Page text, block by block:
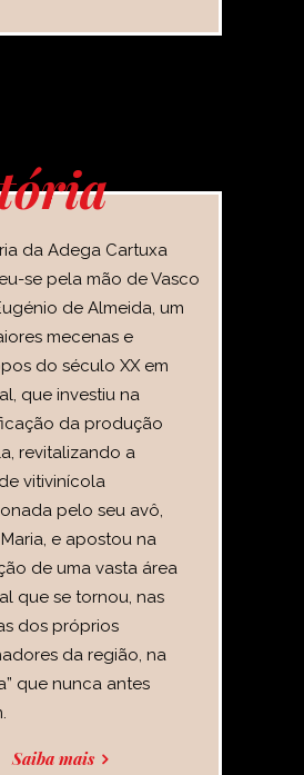
da Adega Cartuxa
se pela mão de Vasco
de Almeida, um
mecenas e
do século XX em
que investiu na
da produção
revitalizando a
vitivinícola
pelo seu avô,
e apostou na
de uma vasta área
que se tornou, nas
dos próprios
da região, na
que nunca antes
Saiba mais